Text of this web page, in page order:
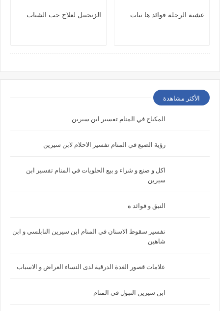
عشبة الرجلة فوائد ها نبات الزنجبيل لعلاج حب الشباب
الأكثر مشاهدة
المكياج في المنام تفسير ابن سيرين
رؤية الضبع في المنام تفسير الاحلام لابن سيرين
اكل و صنع و شراء و بيع الحلويات في المنام تفسير ابن
سيرين
النبق و فوائد ه
تفسير سقوط الاسنان في المنام ابن سيرين النابلسي و ابن
شاهين
علامات قصور الغدة الدرقية لدى النساء العراض و الاسباب
ابن سيرين التبول في المنام